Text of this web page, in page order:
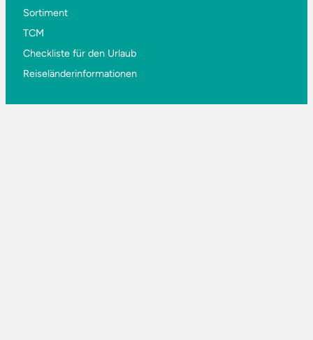
Sortiment
TCM
Checkliste für den Urlaub
Reiseländerinformationen